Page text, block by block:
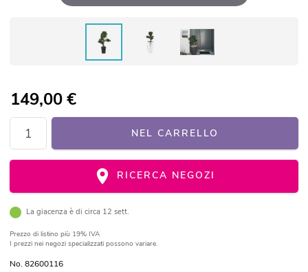
149,00€
NEL CARRELLO
RICERCA NEGOZI
La giacenza è di circa 12 sett.
Prezzo di listino più 19% IVA
I prezzi nei negozi specializzati possono variare.
No. 82600116